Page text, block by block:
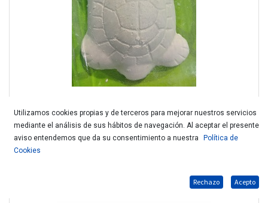
D.CALES TORTUGA PEQUEÑA PIEDRA DE CALCIO 251363
Utilizamos cookies propias y de terceros para mejorar nuestros servicios
mediante el análisis de sus hábitos de navegación. Al aceptar el presente
aviso entendemos que da su consentimiento a nuestra
Política de
Cookies
Rechazo Acepto